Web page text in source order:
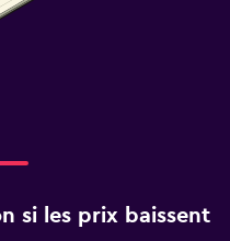
si les prix baissent